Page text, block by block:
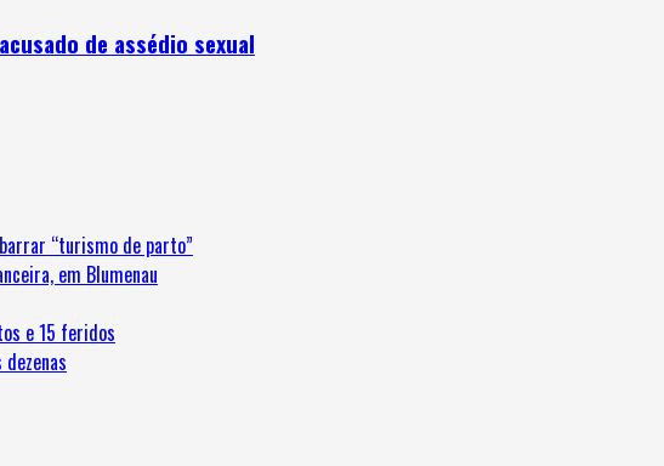
de assédio sexual
“turismo de parto”
em Blumenau
e 15 feridos